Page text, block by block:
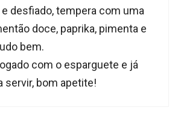
desfiado, tempera com uma
doce, paprika, pimenta e
bem.
com o esparguete e já
servir, bom apetite!